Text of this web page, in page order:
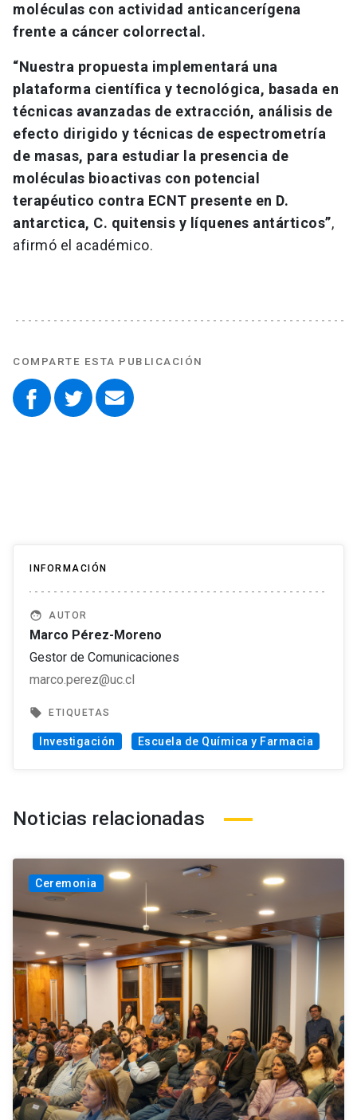
moléculas con actividad anticancerígena
frente a cáncer colorrectal.
“Nuestra propuesta implementará una
plataforma científica y tecnológica, basada en
técnicas avanzadas de extracción, análisis de
efecto dirigido y técnicas de espectrometría
de masas, para estudiar la presencia de
moléculas bioactivas con potencial
terapéutico contra ECNT presente en D.
antarctica, C. quitensis y líquenes antárticos”,
afirmó el académico.
COMPARTE ESTA PUBLICACIÓN
INFORMACIÓN
face AUTOR
Marco Pérez-Moreno
Gestor de Comunicaciones
marco.perez@uc.cl
local_offer ETIQUETAS
Investigación Escuela de Química y Farmacia
Noticias relacionadas
Ceremonia